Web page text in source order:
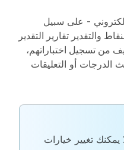
- على سبيل
والتقدير تقارير التقدير
من تسجيل اختباراتهم،
الدرجات أو التعليقات
يمكنك تغيير خيارات